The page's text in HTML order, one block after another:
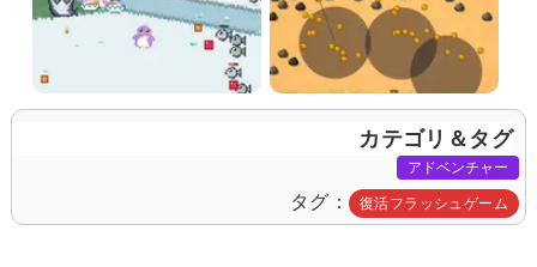
カテゴリ＆タグ
アドベンチャー
タグ 復活フラッシュゲーム